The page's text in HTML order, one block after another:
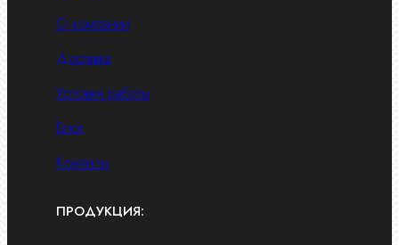
О компании
Доставка
Условия работы
Блог
Контакты
ПРОДУКЦИЯ: